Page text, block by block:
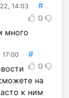
14:03
#
0
много
17:00
#
0
на
к ним